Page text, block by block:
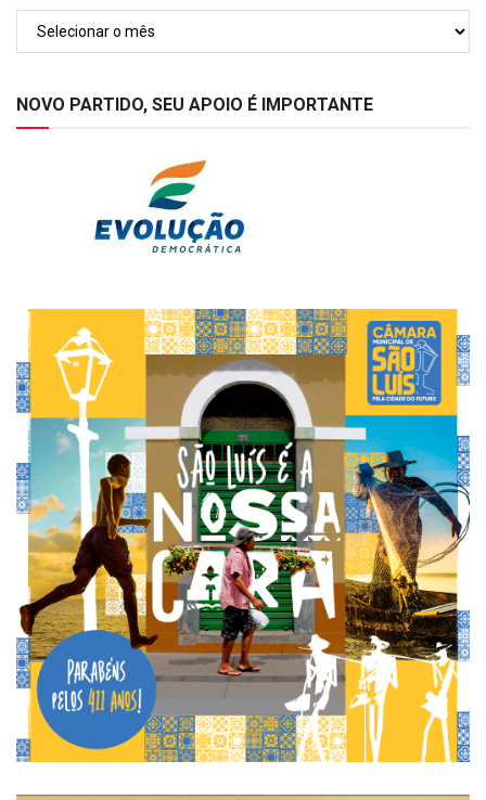
NOVO PARTIDO, SEU APOIO É IMPORTANTE